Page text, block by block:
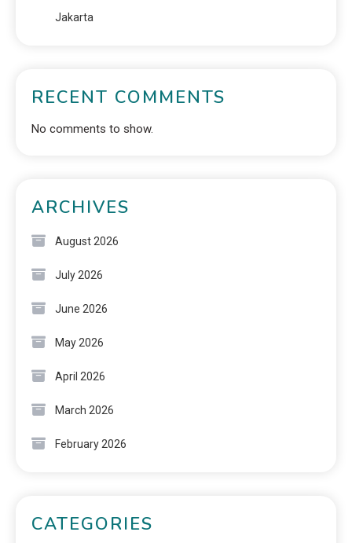
Jakarta
RECENT COMMENTS
No comments to show.
ARCHIVES
August 2026
July 2026
June 2026
May 2026
April 2026
March 2026
February 2026
CATEGORIES